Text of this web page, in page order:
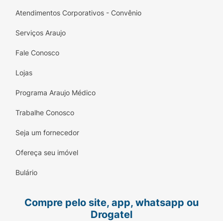
Atendimentos Corporativos - Convênio
Serviços Araujo
Fale Conosco
Lojas
Programa Araujo Médico
Trabalhe Conosco
Seja um fornecedor
Ofereça seu imóvel
Bulário
Compre pelo site, app, whatsapp ou
Drogatel